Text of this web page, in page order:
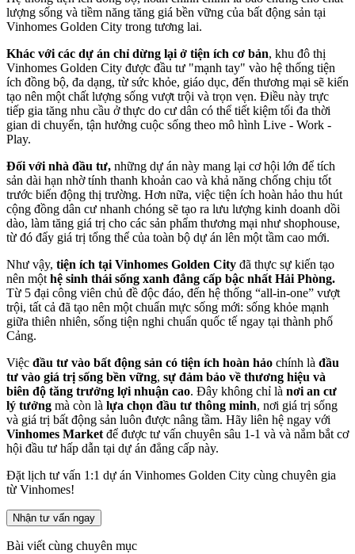
lượng sống và tiềm năng tăng giá bền vững của bất động sản tại
Vinhomes Golden City trong tương lai.
Khác với các dự án chỉ dừng lại ở tiện ích cơ bản, khu đô thị
Vinhomes Golden City được đầu tư "mạnh tay" vào hệ thống tiện
ích đồng bộ, đa dạng, từ sức khỏe, giáo dục, đến thương mại sẽ kiến
tạo nên một chất lượng sống vượt trội và trọn vẹn. Điều này trực
tiếp gia tăng nhu cầu ở thực do cư dân có thể tiết kiệm tối đa thời
gian di chuyển, tận hưởng cuộc sống theo mô hình Live - Work -
Play.
Đối với nhà đầu tư, những dự án này mang lại cơ hội lớn để tích
sản dài hạn nhờ tính thanh khoản cao và khả năng chống chịu tốt
trước biến động thị trường. Hơn nữa, việc tiện ích hoàn hảo thu hút
cộng đồng dân cư nhanh chóng sẽ tạo ra lưu lượng kinh doanh dồi
dào, làm tăng giá trị cho các sản phẩm thương mại như shophouse,
từ đó đẩy giá trị tổng thể của toàn bộ dự án lên một tầm cao mới.
Như vậy, tiện ích tại Vinhomes Golden City đã thực sự kiến tạo
nên một hệ sinh thái sống xanh đẳng cấp bậc nhất Hải Phòng.
Từ 5 đại công viên chủ đề độc đáo, đến hệ thống “all-in-one” vượt
trội, tất cả đã tạo nên một chuẩn mực sống mới: sống khỏe mạnh
giữa thiên nhiên, sống tiện nghi chuẩn quốc tế ngay tại thành phố
Cảng.
Việc đầu tư vào bất động sản có tiện ích hoàn hảo chính là đầu
tư vào giá trị sống bền vững, sự đảm bảo về thương hiệu và
biên độ tăng trưởng lợi nhuận cao. Đây không chỉ là nơi an cư
lý tưởng mà còn là lựa chọn đầu tư thông minh, nơi giá trị sống
và giá trị bất động sản luôn được nâng tầm. Hãy liên hệ ngay với
Vinhomes Market để được tư vấn chuyên sâu 1-1 và và nắm bắt cơ
hội đầu tư hấp dẫn tại dự án đẳng cấp này.
Đặt lịch tư vấn 1:1 dự án Vinhomes Golden City cùng chuyên gia
từ Vinhomes!
Nhận tư vấn ngay
Bài viết cùng chuyên mục